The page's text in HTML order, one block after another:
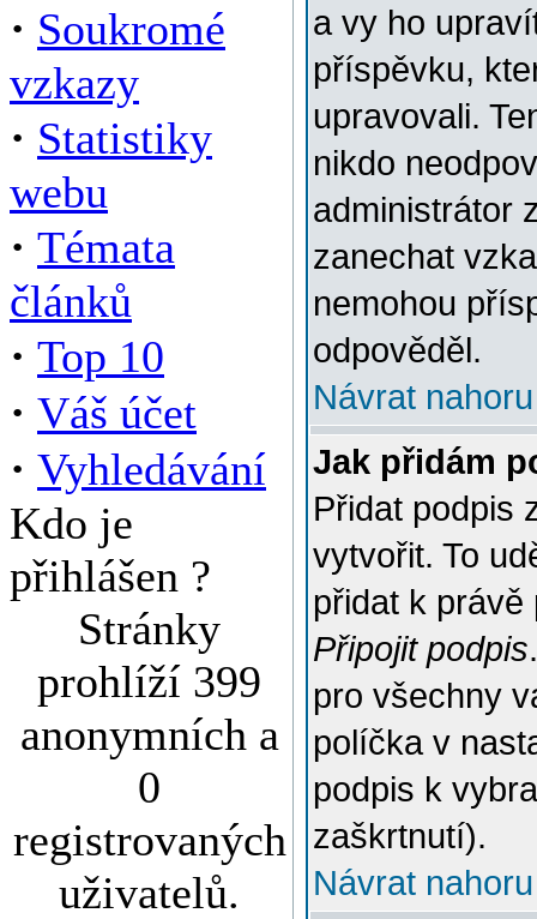
· Soukromé
vzkazy
· Statistiky
webu
· Témata
článků
· Top 10
· Váš účet
· Vyhledávání
Kdo je
přihlášen ?
Stránky
prohlíží 399
anonymních a
0
registrovaných
uživatelů.
a vy ho
příspěvku,
upravovali.
nikdo
administrátor
zanechat
nemohou
odpověděl.
Návrat nahoru
Jak přidám
Přidat podpis
vytvořit. To
přidat k
Připojit podpis
pro všechny
políčka v
podpis k
zaškrtnutí).
Návrat nahoru